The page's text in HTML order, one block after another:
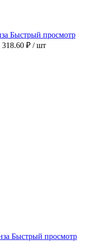
Быстрый просмотр
318.60 ₽ / шт
Быстрый просмотр